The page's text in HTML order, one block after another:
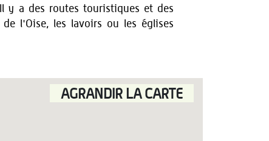
y a des routes touristiques et des
l'Oise, les lavoirs ou les églises
AGRANDIR LA CARTE